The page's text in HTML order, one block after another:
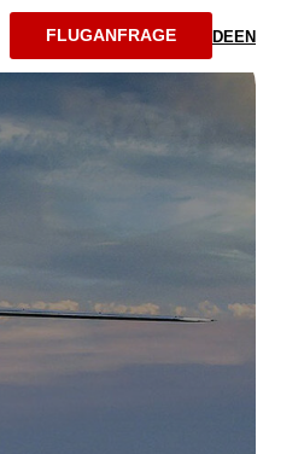
FLUGANFRAGE DEEN